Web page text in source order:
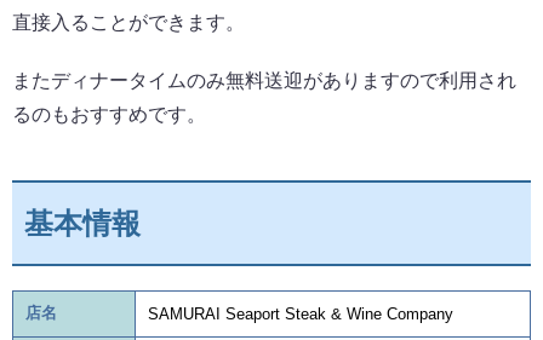
直接入ることができます。
またディナータイムのみ無料送迎がありますので利用され
るのもおすすめです。
基本情報
店名 SAMURAI Seaport Steak & Wine Company